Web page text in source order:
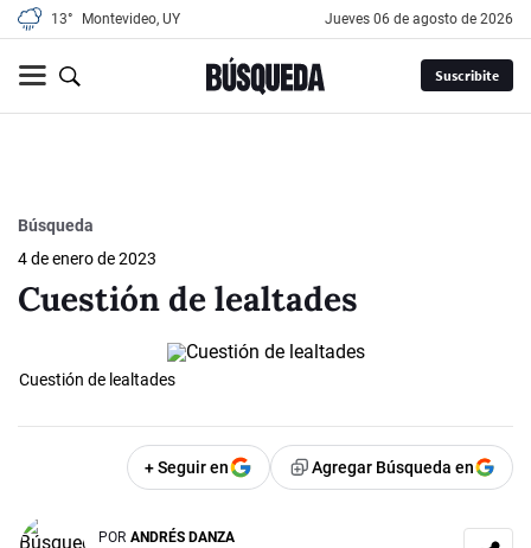
13° Montevideo, UY jueves 06 de agosto de 2026
Suscribite
Búsqueda
4 de enero de 2023
Cuestión de lealtades
Cuestión de lealtades
+ Seguir en Agregar Búsqueda en
POR ANDRÉS DANZA